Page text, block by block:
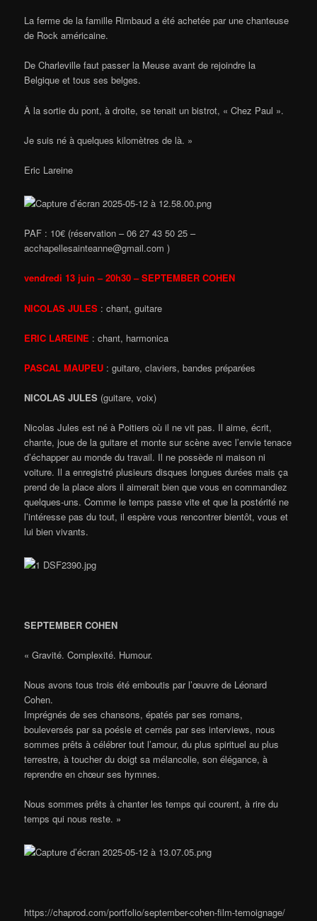
La ferme de la famille Rimbaud a été achetée par une chanteuse
de Rock américaine.
De Charleville faut passer la Meuse avant de rejoindre la
Belgique et tous ses belges.
À la sortie du pont, à droite, se tenait un bistrot, « Chez Paul ».
Je suis né à quelques kilomètres de là. »
Eric Lareine
PAF : 10€ (réservation – 06 27 43 50 25 –
acchapellesainteanne@gmail.com )
vendredi 13 juin – 20h30 – SEPTEMBER COHEN
NICOLAS JULES : chant, guitare
ERIC LAREINE : chant, harmonica
PASCAL MAUPEU : guitare, claviers, bandes préparées
NICOLAS JULES (guitare, voix)
Nicolas Jules est né à Poitiers où il ne vit pas. Il aime, écrit,
chante, joue de la guitare et monte sur scène avec l’envie tenace
d’échapper au monde du travail. Il ne possède ni maison ni
voiture. Il a enregistré plusieurs disques longues durées mais ça
prend de la place alors il aimerait bien que vous en commandiez
quelques-uns. Comme le temps passe vite et que la postérité ne
l’intéresse pas du tout, il espère vous rencontrer bientôt, vous et
lui bien vivants.
SEPTEMBER COHEN
« Gravité. Complexité. Humour.
Nous avons tous trois été emboutis par l’œuvre de Léonard
Cohen.
Imprégnés de ses chansons, épatés par ses romans,
bouleversés par sa poésie et cernés par ses interviews, nous
sommes prêts à célébrer tout l’amour, du plus spirituel au plus
terrestre, à toucher du doigt sa mélancolie, son élégance, à
reprendre en chœur ses hymnes.
Nous sommes prêts à chanter les temps qui courent, à rire du
temps qui nous reste. »
https://chaprod.com/portfolio/september-cohen-film-temoignage/